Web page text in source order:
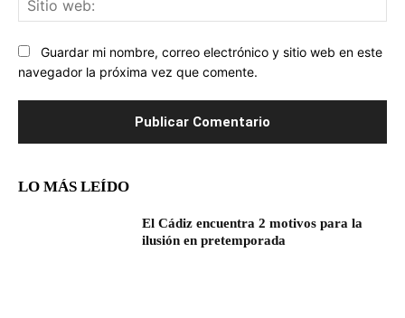
Guardar mi nombre, correo electrónico y sitio web en este
navegador la próxima vez que comente.
LO MÁS LEÍDO
El Cádiz encuentra 2 motivos para la
ilusión en pretemporada